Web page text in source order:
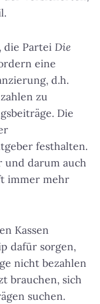
, die Partei Die
eine
d.h.
zu
Die
festhalten.
und darum auch
immer mehr
Kassen
dafür sorgen,
nicht bezahlen
brauchen, sich
suchen.